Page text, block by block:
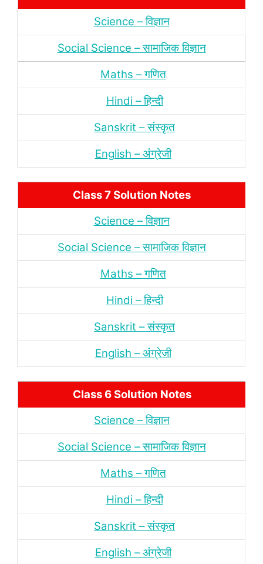
Science – विज्ञान
Social Science – सामाजिक विज्ञान
Maths – गणित
Hindi – हिन्‍दी
Sanskrit – संस्‍कृत
English – अंंग्रेजी
Class 7 Solution Notes
Science – विज्ञान
Social Science – सामाजिक विज्ञान
Maths – गणित
Hindi – हिन्‍दी
Sanskrit – संस्‍कृत
English – अंंग्रेजी
Class 6 Solution Notes
Science – विज्ञान
Social Science – सामाजिक विज्ञान
Maths – गणित
Hindi – हिन्‍दी
Sanskrit – संस्‍कृत
English – अंंग्रेजी